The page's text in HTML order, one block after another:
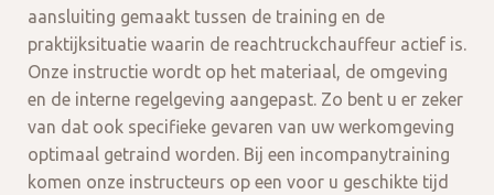
aansluiting gemaakt tussen de training en de
praktijksituatie waarin de reachtruckchauffeur actief is.
Onze instructie wordt op het materiaal, de omgeving
en de interne regelgeving aangepast. Zo bent u er zeker
van dat ook specifieke gevaren van uw werkomgeving
optimaal getraind worden. Bij een incompanytraining
komen onze instructeurs op een voor u geschikte tijd